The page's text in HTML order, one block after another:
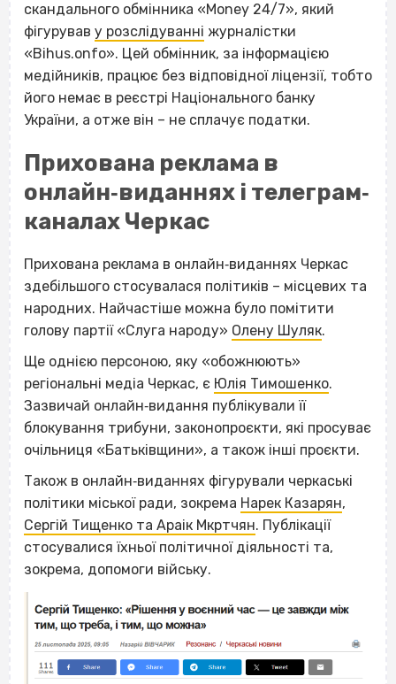
скандального обмінника «Money 24/7», який
фігурував у розслідуванні журналістки
«Bihus.onfo». Цей обмінник, за інформацією
медійників, працює без відповідної ліцензії, тобто
його немає в реєстрі Національного банку
України, а отже він – не сплачує податки.
Прихована реклама в
онлайн‐виданнях і телеграм‐
каналах Черкас
Прихована реклама в онлайн‐виданнях Черкас
здебільшого стосувалася політиків – місцевих та
народних. Найчастіше можна було помітити
голову партії «Слуга народу» Олену Шуляк.
Ще однією персоною, яку «обожнюють»
регіональні медіа Черкас, є Юлія Тимошенко.
Зазвичай онлайн‐видання публікували її
блокування трибуни, законопроєкти, які просуває
очільниця «Батьківщини», а також інші проєкти.
Також в онлайн‐виданнях фігурували черкаські
політики міської ради, зокрема Нарек Казарян,
Сергій Тищенко та Араік Мкртчян. Публікації
стосувалися їхньої політичної діяльності та,
зокрема, допомоги війську.